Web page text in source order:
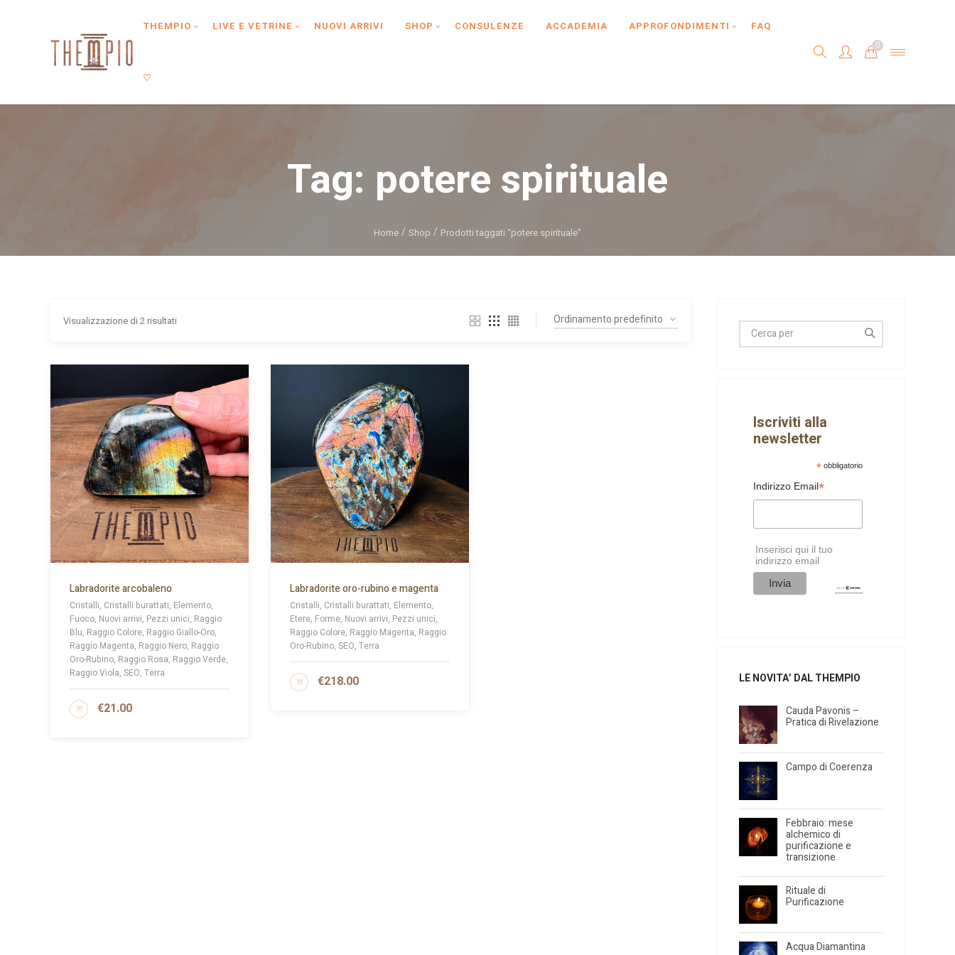
Type anything to search, then press enter or Search Button
THEMPIO LIVE E VETRINE NUOVI ARRIVI SHOP CONSULENZE ACCADEMIA APPROFONDIMENTI FAQ
♡
0
Tag: potere spirituale
Home Shop Prodotti taggati “potere spirituale”
Visualizzazione di 2 risultati
Labradorite arcobaleno
Cristalli, Cristalli burattati, Elemento,
Fuoco, Nuovi arrivi, Pezzi unici, Raggio
Blu, Raggio Colore, Raggio Giallo-Oro,
Raggio Magenta, Raggio Nero, Raggio
Oro-Rubino, Raggio Rosa, Raggio Verde,
Raggio Viola, SEO, Terra
€21.00
AGGIUNGI AL CARRELLO
Labradorite oro-rubino e magenta
Cristalli, Cristalli burattati, Elemento,
Etere, Forme, Nuovi arrivi, Pezzi unici,
Raggio Colore, Raggio Magenta, Raggio
Oro-Rubino, SEO, Terra
€218.00
AGGIUNGI AL CARRELLO
Iscriviti alla
newsletter
*obbligatorio
Indirizzo Email*
Inserisci qui il tuo
indirizzo email
LE NOVITA’ DAL THEMPIO
Cauda Pavonis –
Pratica di Rivelazione
Campo di Coerenza
Febbraio: mese
alchemico di
purificazione e
transizione
Rituale di
Purificazione
Acqua Diamantina